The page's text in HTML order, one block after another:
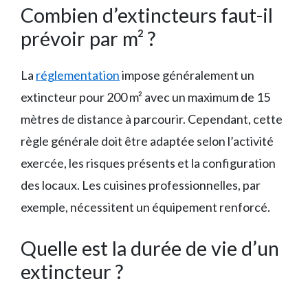
Combien d’extincteurs faut-il
prévoir par m² ?
La réglementationimpose généralement un
extincteur pour 200 m² avec un maximum de 15
mètres de distance à parcourir. Cependant, cette
règle générale doit être adaptée selon l’activité
exercée, les risques présents et la configuration
des locaux. Les cuisines professionnelles, par
exemple, nécessitent un équipement renforcé.
Quelle est la durée de vie d’un
extincteur ?